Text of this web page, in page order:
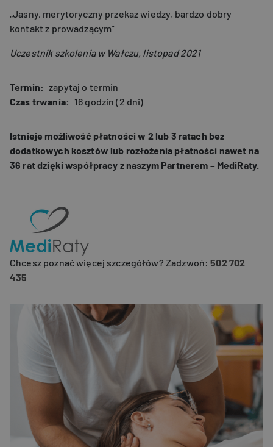
„Jasny, merytoryczny przekaz wiedzy, bardzo dobry
kontakt z prowadzącym”
Uczestnik szkolenia w Wałczu, listopad 2021
Termin
zapytaj o termin
Czas trwania
16 godzin (2 dni)
Istnieje możliwość płatności w 2 lub 3 ratach bez
dodatkowych kosztów lub rozłożenia płatności nawet na
36 rat dzięki współpracy z naszym Partnerem – MediRaty.
Chcesz poznać więcej szczegółów? Zadzwoń:502 702
435